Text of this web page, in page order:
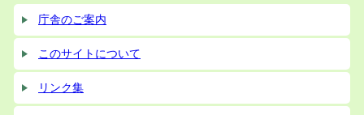
庁舎のご案内
このサイトについて
リンク集